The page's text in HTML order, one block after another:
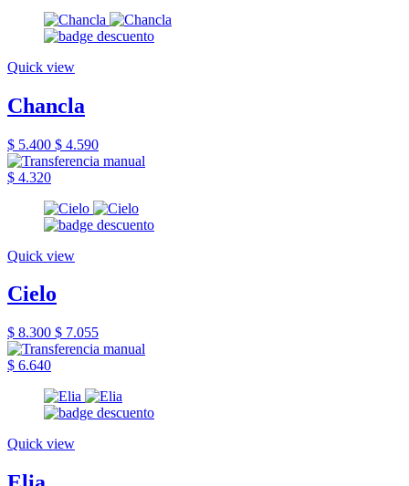
Quick view
Chancla
$ 5.400 $ 4.590
$ 4.320
Quick view
Cielo
$ 8.300 $ 7.055
$ 6.640
Quick view